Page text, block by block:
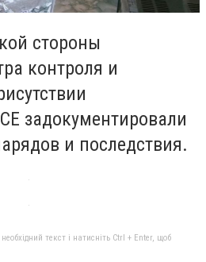
стороны
контроля и
задокументировали
и последствия.
текст і натисніть Ctrl + Enter, щоб